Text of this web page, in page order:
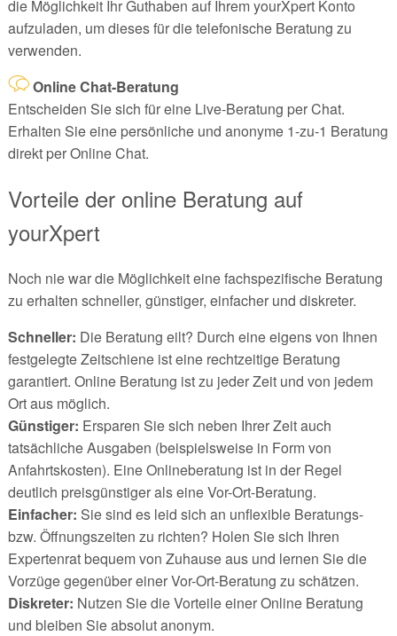
die Möglichkeit Ihr Guthaben auf Ihrem yourXpert Konto
aufzuladen, um dieses für die telefonische Beratung zu
verwenden.
Online Chat-Beratung
Entscheiden Sie sich für eine Live-Beratung per Chat.
Erhalten Sie eine persönliche und anonyme 1-zu-1 Beratung
direkt per Online Chat.
Vorteile der online Beratung auf
yourXpert
Noch nie war die Möglichkeit eine fachspezifische Beratung
zu erhalten schneller, günstiger, einfacher und diskreter.
Schneller: Die Beratung eilt? Durch eine eigens von Ihnen
festgelegte Zeitschiene ist eine rechtzeitige Beratung
garantiert. Online Beratung ist zu jeder Zeit und von jedem
Ort aus möglich.
Günstiger: Ersparen Sie sich neben Ihrer Zeit auch
tatsächliche Ausgaben (beispielsweise in Form von
Anfahrtskosten). Eine Onlineberatung ist in der Regel
deutlich preisgünstiger als eine Vor-Ort-Beratung.
Einfacher: Sie sind es leid sich an unflexible Beratungs-
bzw. Öffnungszeiten zu richten? Holen Sie sich Ihren
Expertenrat bequem von Zuhause aus und lernen Sie die
Vorzüge gegenüber einer Vor-Ort-Beratung zu schätzen.
Diskreter: Nutzen Sie die Vorteile einer Online Beratung
und bleiben Sie absolut anonym.